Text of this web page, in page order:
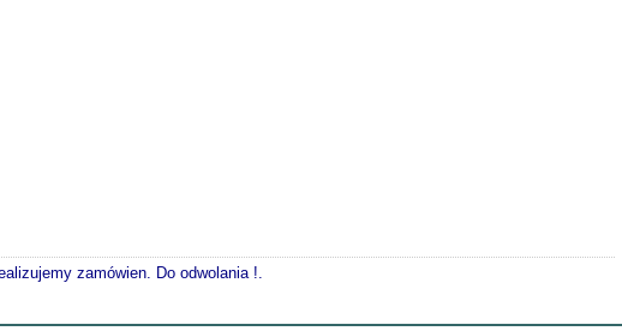
zamówien. Do odwolania !.